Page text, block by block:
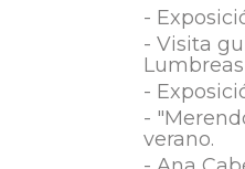
-
- Visita
Lumbreas
-
-
verano.